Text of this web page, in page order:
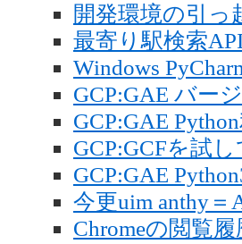
開発環境の引
最寄り駅検索
Windows
GCP:GAE バー
GCP:GAE
GCP:GCFを試
GCP:GAE
今更uim anthy
Chromeの閲覧